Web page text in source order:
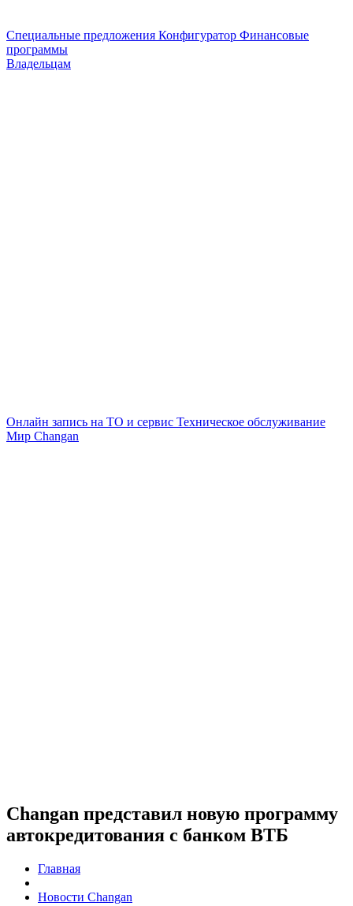
Специальные предложения Конфигуратор Финансовые
программы
Владельцам
Онлайн запись на ТО и сервис Техническое обслуживание
Мир Changan
Changan представил новую программу
автокредитования с банком ВТБ
Главная
Новости Changan